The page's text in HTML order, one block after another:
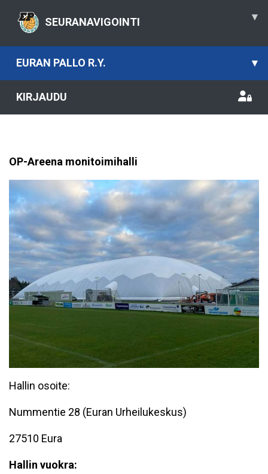
SEURANAVIGOINTI ▾
EURAN PALLO R.Y. ▾
KIRJAUDU
OP-Areena monitoimihalli
Hallin osoite:
Nummentie 28 (Euran Urheilukeskus)
27510 Eura
Hallin vuokra: